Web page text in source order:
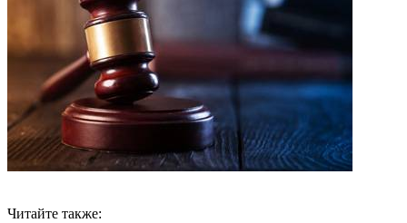
Читайте также: